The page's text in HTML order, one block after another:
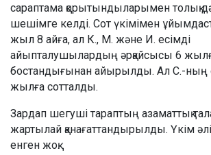
сараптама қорытындыларымен толық
шешімге келді. Сот үкімімен
жыл 8 айға, ал К., М. және И. есімді
айыпталушылардың әрқайсысы 6
бостандығынан айырылды. Ал С.-ның
жылға сотталды.
Зардап шегуші тараптың азаматтық
жартылай қанағаттандырылды. Үкім
енген жоқ.